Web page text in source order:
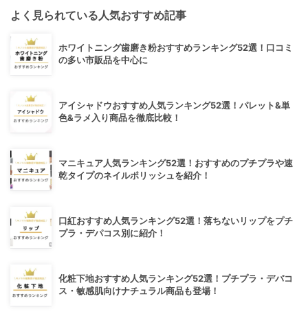
よく見られている人気おすすめ記事
ホワイトニング歯磨き粉おすすめランキング52選！口コミ
の多い市販品を中心に
アイシャドウおすすめ人気ランキング52選！パレット&単
色&ラメ入り商品を徹底比較！
マニキュア人気ランキング52選！おすすめのプチプラや速
乾タイプのネイルポリッシュを紹介！
口紅おすすめ人気ランキング52選！落ちないリップをプチ
プラ・デパコス別に紹介！
化粧下地おすすめ人気ランキング52選！プチプラ・デパコ
ス・敏感肌向けナチュラル商品も登場！